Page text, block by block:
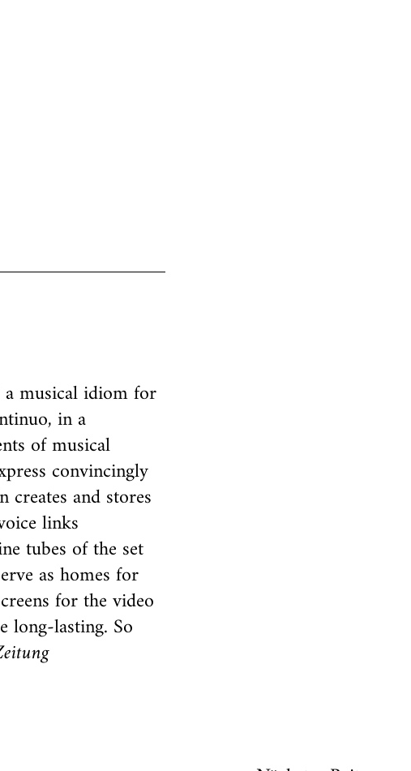
a musical idiom for
in a
of musical
convincingly
and stores
links
tubes of the set
as homes for
for the video
long-lasting. So